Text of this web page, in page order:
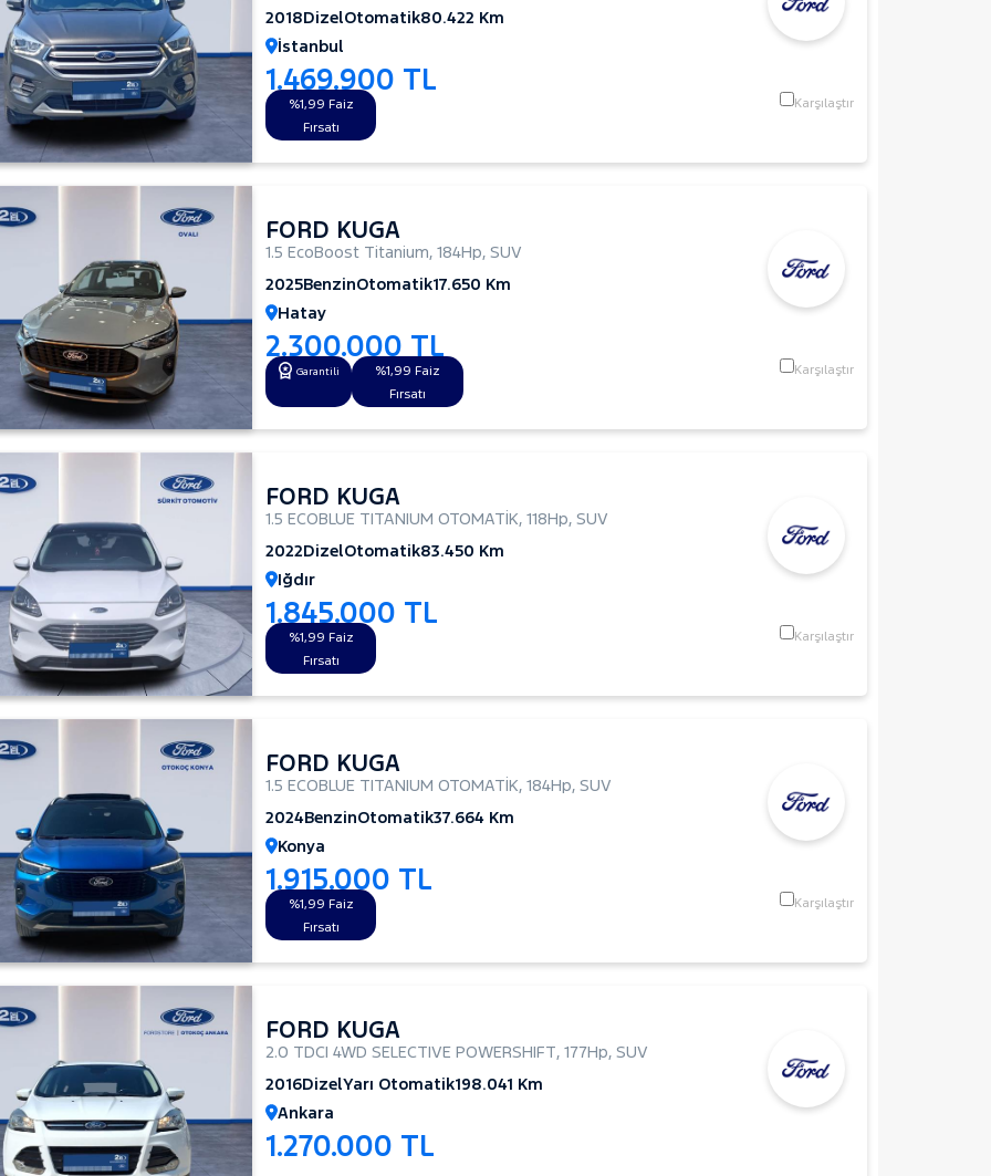
2018DizelOtomatik80.422 Km
İstanbul
1.469.900 TL
%1,99 Faiz
Fırsatı
Karşılaştır
FORD KUGA
1.5 EcoBoost Titanium, 184Hp, SUV
2025BenzinOtomatik17.650 Km
Hatay
2.300.000 TL
Garantili
%1,99 Faiz
Fırsatı
Karşılaştır
FORD KUGA
1.5 ECOBLUE TITANIUM OTOMATİK, 118Hp, SUV
2022DizelOtomatik83.450 Km
Iğdır
1.845.000 TL
%1,99 Faiz
Fırsatı
Karşılaştır
FORD KUGA
1.5 ECOBLUE TITANIUM OTOMATİK, 184Hp, SUV
2024BenzinOtomatik37.664 Km
Konya
1.915.000 TL
%1,99 Faiz
Fırsatı
Karşılaştır
FORD KUGA
2.0 TDCI 4WD SELECTIVE POWERSHIFT, 177Hp, SUV
2016DizelYarı Otomatik198.041 Km
Ankara
1.270.000 TL